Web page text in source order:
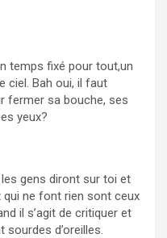
temps fixé pour tout,un
ciel. Bah oui, il faut
fermer sa bouche, ses
yeux?
gens diront sur toi et
ne font rien sont ceux
il s’agit de critiquer et
d’oreilles.